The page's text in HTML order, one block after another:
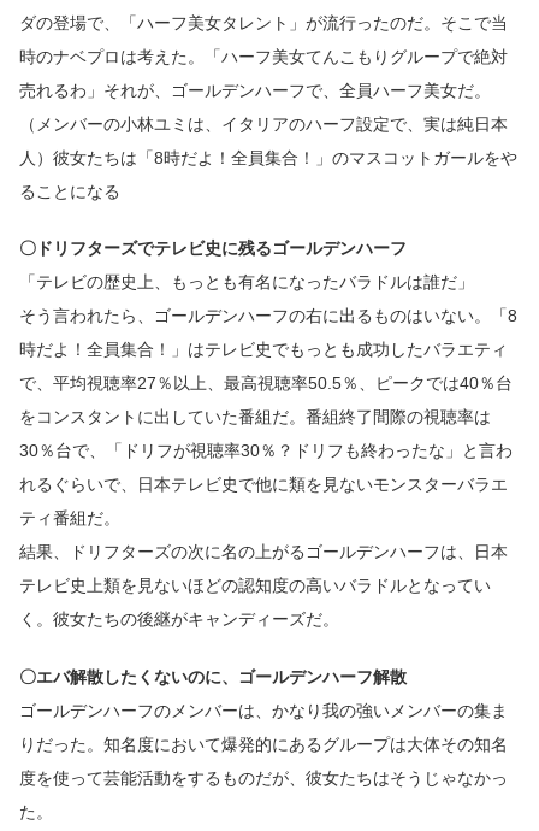
ダの登場で、「ハーフ美女タレント」が流行ったのだ。そこで当
時のナベプロは考えた。「ハーフ美女てんこもりグループで絶対
売れるわ」それが、ゴールデンハーフで、全員ハーフ美女だ。
（メンバーの小林ユミは、イタリアのハーフ設定で、実は純日本
人）彼女たちは「8時だよ！全員集合！」のマスコットガールをや
ることになる
〇ドリフターズでテレビ史に残るゴールデンハーフ
「テレビの歴史上、もっとも有名になったバラドルは誰だ」
そう言われたら、ゴールデンハーフの右に出るものはいない。「8
時だよ！全員集合！」はテレビ史でもっとも成功したバラエティ
で、平均視聴率27％以上、最高視聴率50.5％、ピークでは40％台
をコンスタントに出していた番組だ。番組終了間際の視聴率は
30％台で、「ドリフが視聴率30％？ドリフも終わったな」と言わ
れるぐらいで、日本テレビ史で他に類を見ないモンスターバラエ
ティ番組だ。
結果、ドリフターズの次に名の上がるゴールデンハーフは、日本
テレビ史上類を見ないほどの認知度の高いバラドルとなってい
く。彼女たちの後継がキャンディーズだ。
〇エバ解散したくないのに、ゴールデンハーフ解散
ゴールデンハーフのメンバーは、かなり我の強いメンバーの集ま
りだった。知名度において爆発的にあるグループは大体その知名
度を使って芸能活動をするものだが、彼女たちはそうじゃなかっ
た。